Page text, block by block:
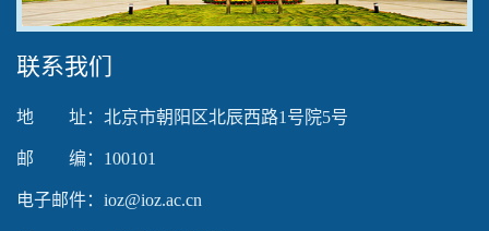
联系我们
地 址：北京市朝阳区北辰西路1号院5号
邮 编：100101
电子邮件：ioz@ioz.ac.cn